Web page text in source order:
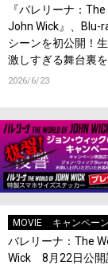
『バレリーナ：
John Wick』、Blu-
シーンを初公開！
激しすぎる舞台裏を
映像など、見どころ
2026/6/23
MOVIE キャンペーン
バレリーナ：The
Wick 8月22日公